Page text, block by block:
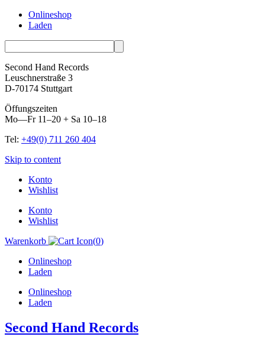
Onlineshop
Laden
Second Hand Records
Leuschnerstraße 3
D-70174 Stuttgart
Öffungszeiten
Mo—Fr 11–20 + Sa 10–18
Tel: +49(0) 711 260 404
Skip to content
Konto
Wishlist
Konto
Wishlist
Warenkorb
(0)
Onlineshop
Laden
Onlineshop
Laden
Second Hand Records